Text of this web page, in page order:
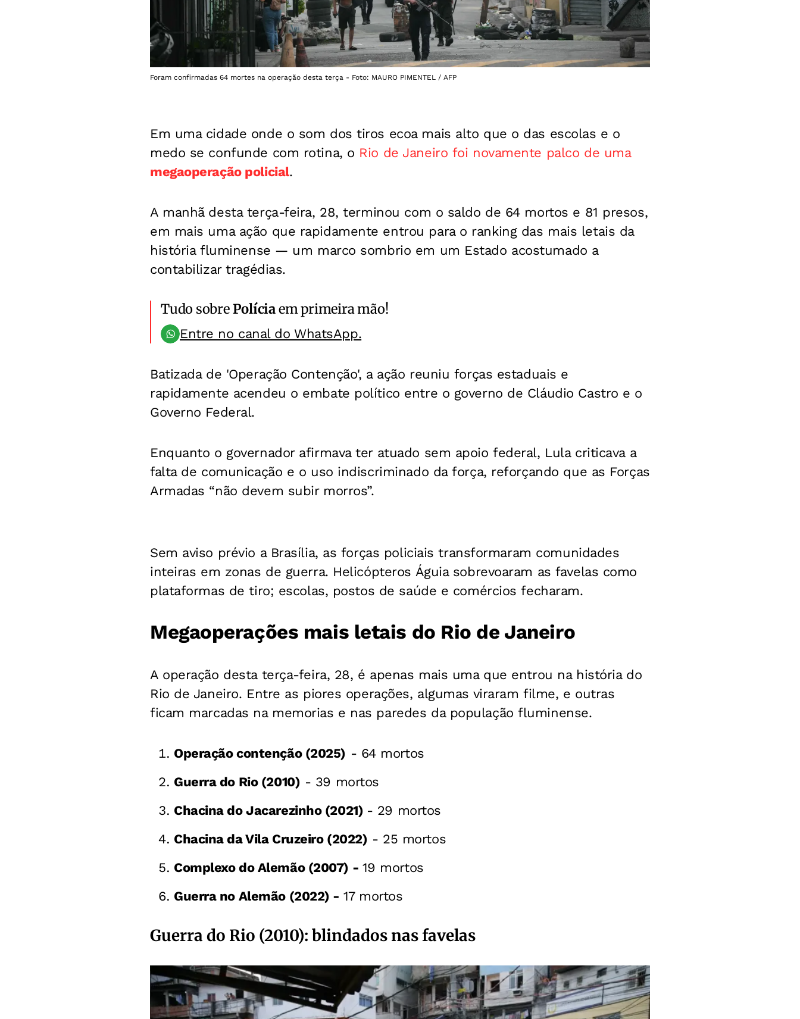
Foram confirmadas 64 mortes na operação desta terça - Foto: MAURO PIMENTEL / AFP
Em uma cidade onde o som dos tiros ecoa mais alto que o das escolas e o
medo se confunde com rotina, o Rio de Janeiro foi novamente palco de uma
megaoperação policial.
A manhã desta terça-feira, 28, terminou com o saldo de 64 mortos e 81 presos,
em mais uma ação que rapidamente entrou para o ranking das mais letais da
história fluminense — um marco sombrio em um Estado acostumado a
contabilizar tragédias.
Tudo sobrePolíciaem primeira mão!
Entre no canal do WhatsApp.
Batizada de 'Operação Contenção', a ação reuniu forças estaduais e
rapidamente acendeu o embate político entre o governo de Cláudio Castro e o
Governo Federal.
Enquanto o governador afirmava ter atuado sem apoio federal, Lula criticava a
falta de comunicação e o uso indiscriminado da força, reforçando que as Forças
Armadas “não devem subir morros”.
Sem aviso prévio a Brasília, as forças policiais transformaram comunidades
inteiras em zonas de guerra. Helicópteros Águia sobrevoaram as favelas como
plataformas de tiro; escolas, postos de saúde e comércios fecharam.
Megaoperações mais letais do Rio de Janeiro
A operação desta terça-feira, 28, é apenas mais uma que entrou na história do
Rio de Janeiro. Entre as piores operações, algumas viraram filme, e outras
ficam marcadas na memorias e nas paredes da população fluminense.
Operação contenção (2025) - 64 mortos
Guerra do Rio (2010) - 39 mortos
Chacina do Jacarezinho (2021) - 29 mortos
Chacina da Vila Cruzeiro (2022) - 25 mortos
Complexo do Alemão (2007) - 19 mortos
Guerra no Alemão (2022) - 17 mortos
Guerra do Rio (2010): blindados nas favelas